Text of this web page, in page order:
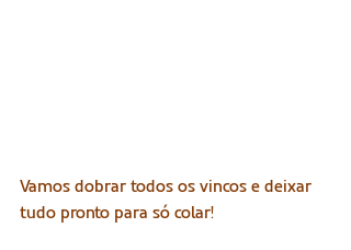
Vamos dobrar todos os vincos e deixar
tudo pronto para só colar!